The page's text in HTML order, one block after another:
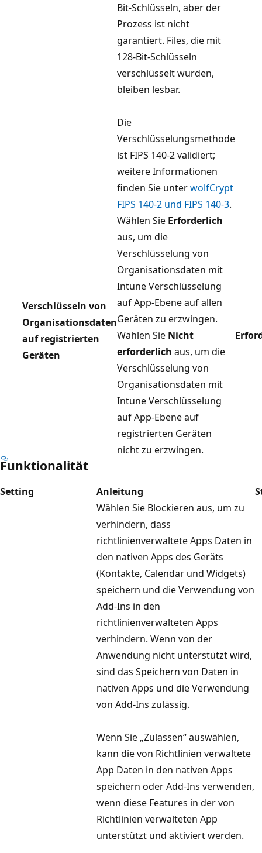
Bit-Schlüsseln, aber der
Prozess ist nicht
garantiert. Files, die mit
128-Bit-Schlüsseln
verschlüsselt wurden,
bleiben lesbar.
Die
Verschlüsselungsmethode
ist FIPS 140-2 validiert;
weitere Informationen
finden Sie unterwolfCrypt
FIPS 140-2 und FIPS 140-3.
Verschlüsseln von
Organisationsdaten
auf registrierten
Geräten
Wählen Sie Erforderlich
aus, um die
Verschlüsselung von
Organisationsdaten mit
Intune Verschlüsselung
auf App-Ebene auf allen
Geräten zu erzwingen.
Wählen Sie Nicht
erforderlich aus, um die
Verschlüsselung von
Organisationsdaten mit
Intune Verschlüsselung
auf App-Ebene auf
registrierten Geräten
nicht zu erzwingen.
Funktionalität
Setting Anleitung
Wählen Sie Blockieren aus, um zu
verhindern, dass
richtlinienverwaltete Apps Daten in
den nativen Apps des Geräts
(Kontakte, Calendar und Widgets)
speichern und die Verwendung von
Add-Ins in den
richtlinienverwalteten Apps
verhindern. Wenn von der
Anwendung nicht unterstützt wird,
sind das Speichern von Daten in
nativen Apps und die Verwendung
von Add-Ins zulässig.
Wenn Sie „Zulassen“ auswählen,
kann die von Richtlinien verwaltete
App Daten in den nativen Apps
speichern oder Add-Ins verwenden,
wenn diese Features in der von
Richtlinien verwalteten App
unterstützt und aktiviert werden.